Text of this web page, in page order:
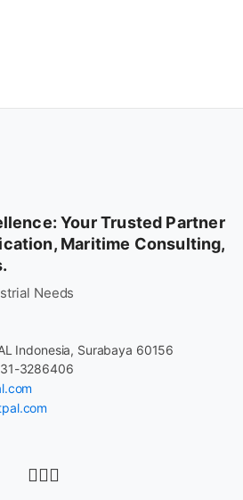
Your Trusted Partner
Maritime Consulting,
Needs
Indonesia, Surabaya 60156
3286406